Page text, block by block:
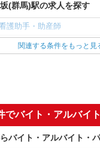
(群馬)駅の求人を探す
護助手・助産師
赤坂(群馬)駅の求人を探
未経験歓迎
迎
新卒・第
主婦・主
関連する条件をもっと見
でバイト・アルバイ
バイト・アルバイト・